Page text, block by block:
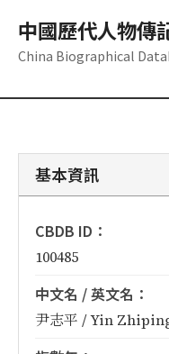
中國歷代人物傳
China Biographical
基本資訊
CBDB ID：
100485
中文名 / 英文名：
尹志平 / Yin